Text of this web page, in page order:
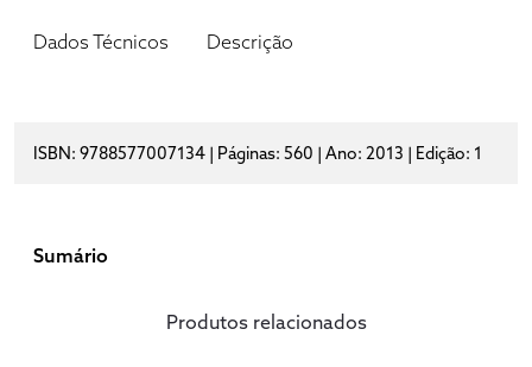
Dados Técnicos Descrição
ISBN: 9788577007134 | Páginas: 560 | Ano: 2013 | Edição: 1
Sumário
Produtos relacionados